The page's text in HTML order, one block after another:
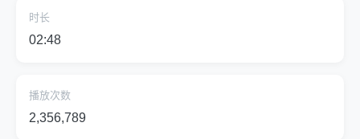
时长
02:48
播放次数
2,356,789